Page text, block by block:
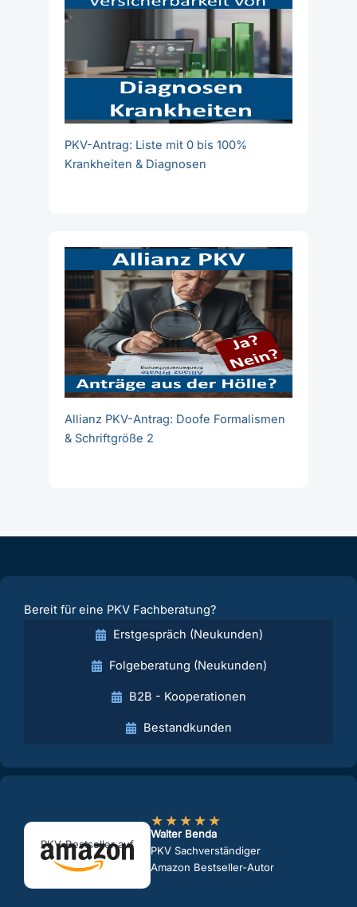
PKV-Antrag: Liste mit 0 bis 100%
Krankheiten & Diagnosen
Allianz PKV-Antrag: Doofe Formalismen
& Schriftgröße 2
Bereit für eine PKV Fachberatung?
Erstgespräch (Neukunden)
Folgeberatung (Neukunden)
B2B - Kooperationen
Bestandkunden
PKV-Bestseller auf
★★★★★
Walter Benda
PKV Sachverständiger
Amazon Bestseller-Autor